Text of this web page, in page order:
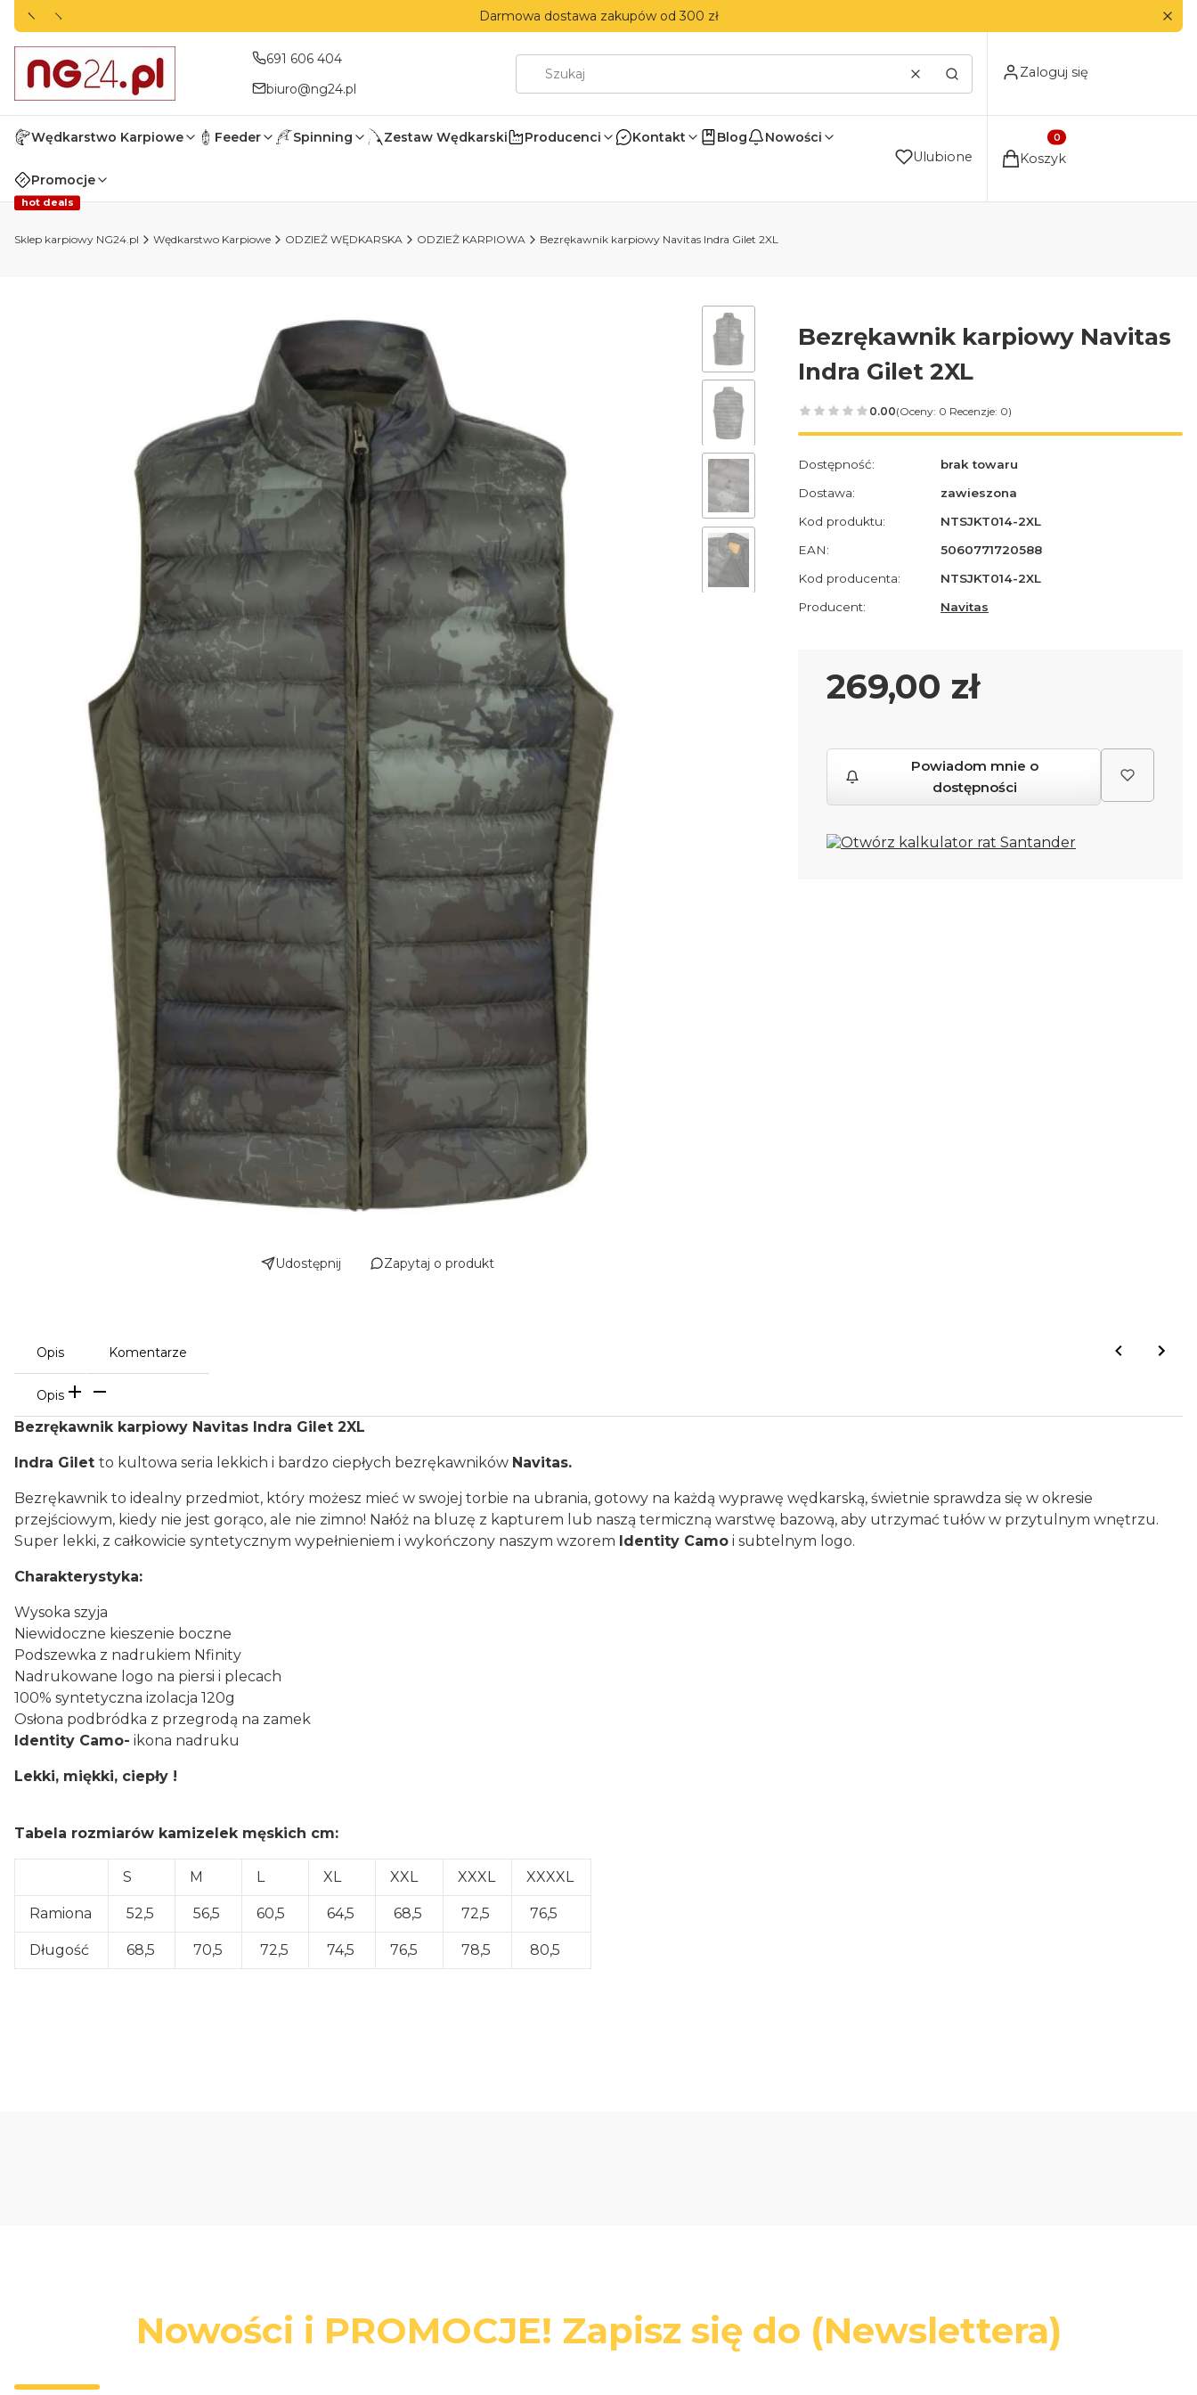
Darmowa dostawa zakupów od 300 zł
691 606 404
biuro@ng24.pl
WyczyśćSzukaj
Zaloguj się
Wędkarstwo Karpiowe Feeder Spinning Zestaw Wędkarski Producenci Kontakt Blog Nowości
Promocje
hot deals
Ulubione
Produkty w koszyku: 0.
Koszyk
Sklep karpiowy NG24.pl Wędkarstwo Karpiowe ODZIEŻ WĘDKARSKA ODZIEŻ KARPIOWA Bezrękawnik karpiowy Navitas Indra Gilet 2XL
Udostępnij Zapytaj o produkt
Bezrękawnik karpiowy Navitas
Indra Gilet 2XL
0.00(Oceny: 0 Recenzje: 0)
Dostępność:
brak towaru
Dostawa:
zawieszona
Kod produktu:
NTSJKT014-2XL
EAN:
5060771720588
Kod producenta:
NTSJKT014-2XL
Producent:
Navitas
Cena
269,00 zł
Powiadom mnie o
dostępności
Opis Komentarze
Opis
Bezrękawnik karpiowy Navitas Indra Gilet 2XL
Indra Gilet to kultowa seria lekkich i bardzo ciepłych bezrękawników Navitas.
Bezrękawnik to idealny przedmiot, który możesz mieć w swojej torbie na ubrania, gotowy na każdą wyprawę wędkarską, świetnie sprawdza się w okresie
przejściowym, kiedy nie jest gorąco, ale nie zimno! Nałóż na bluzę z kapturem lub naszą termiczną warstwę bazową, aby utrzymać tułów w przytulnym wnętrzu.
Super lekki, z całkowicie syntetycznym wypełnieniem i wykończony naszym wzorem Identity Camo i subtelnym logo.
Charakterystyka:
Wysoka szyja
Niewidoczne kieszenie boczne
Podszewka z nadrukiem Nfinity
Nadrukowane logo na piersi i plecach
100% syntetyczna izolacja 120g
Osłona podbródka z przegrodą na zamek
Identity Camo- ikona nadruku
Lekki, miękki, ciepły !
Tabela rozmiarów kamizelek męskich cm:
S M L XL XXL XXXL XXXXL
Ramiona 52,5 56,5 60,5 64,5 68,5 72,5 76,5
Długość 68,5 70,5 72,5 74,5 76,5 78,5 80,5
Nowości i PROMOCJE! Zapisz się do (Newslettera)